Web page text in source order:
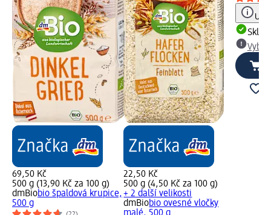
69,50 Kč
500 g (13,90 Kč za 100 g)
dmBiobio špaldová krupice,
500 g
22,50 Kč
500 g (4,50 Kč za 100 g)
+ 2 další velikosti
dmBiobio ovesné vločky